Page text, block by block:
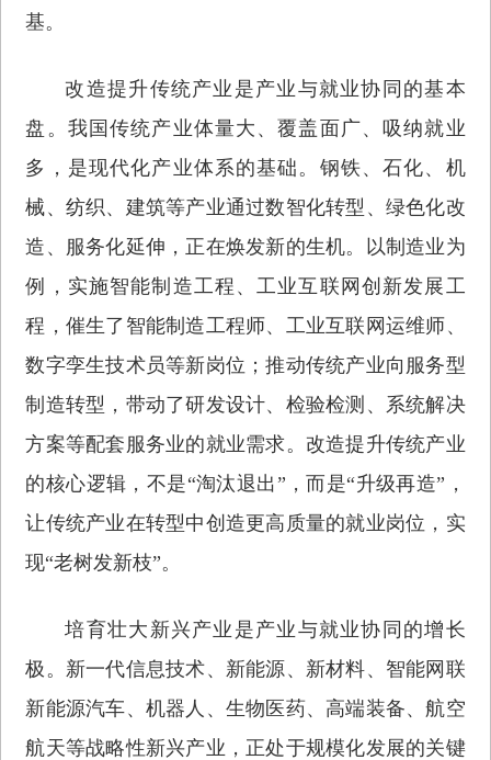
基。
改造提升传统产业是产业与就业协同的基本
盘。我国传统产业体量大、覆盖面广、吸纳就业
多，是现代化产业体系的基础。钢铁、石化、机
械、纺织、建筑等产业通过数智化转型、绿色化改
造、服务化延伸，正在焕发新的生机。以制造业为
例，实施智能制造工程、工业互联网创新发展工
程，催生了智能制造工程师、工业互联网运维师、
数字孪生技术员等新岗位；推动传统产业向服务型
制造转型，带动了研发设计、检验检测、系统解决
方案等配套服务业的就业需求。改造提升传统产业
的核心逻辑，不是“淘汰退出”，而是“升级再造”，
让传统产业在转型中创造更高质量的就业岗位，实
现“老树发新枝”。
培育壮大新兴产业是产业与就业协同的增长
极。新一代信息技术、新能源、新材料、智能网联
新能源汽车、机器人、生物医药、高端装备、航空
航天等战略性新兴产业，正处于规模化发展的关键